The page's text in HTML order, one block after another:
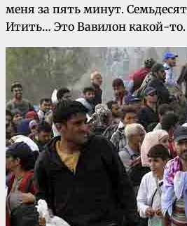
меня за пять минут. Семьдесят
Итить… Это Вавилон какой-то.